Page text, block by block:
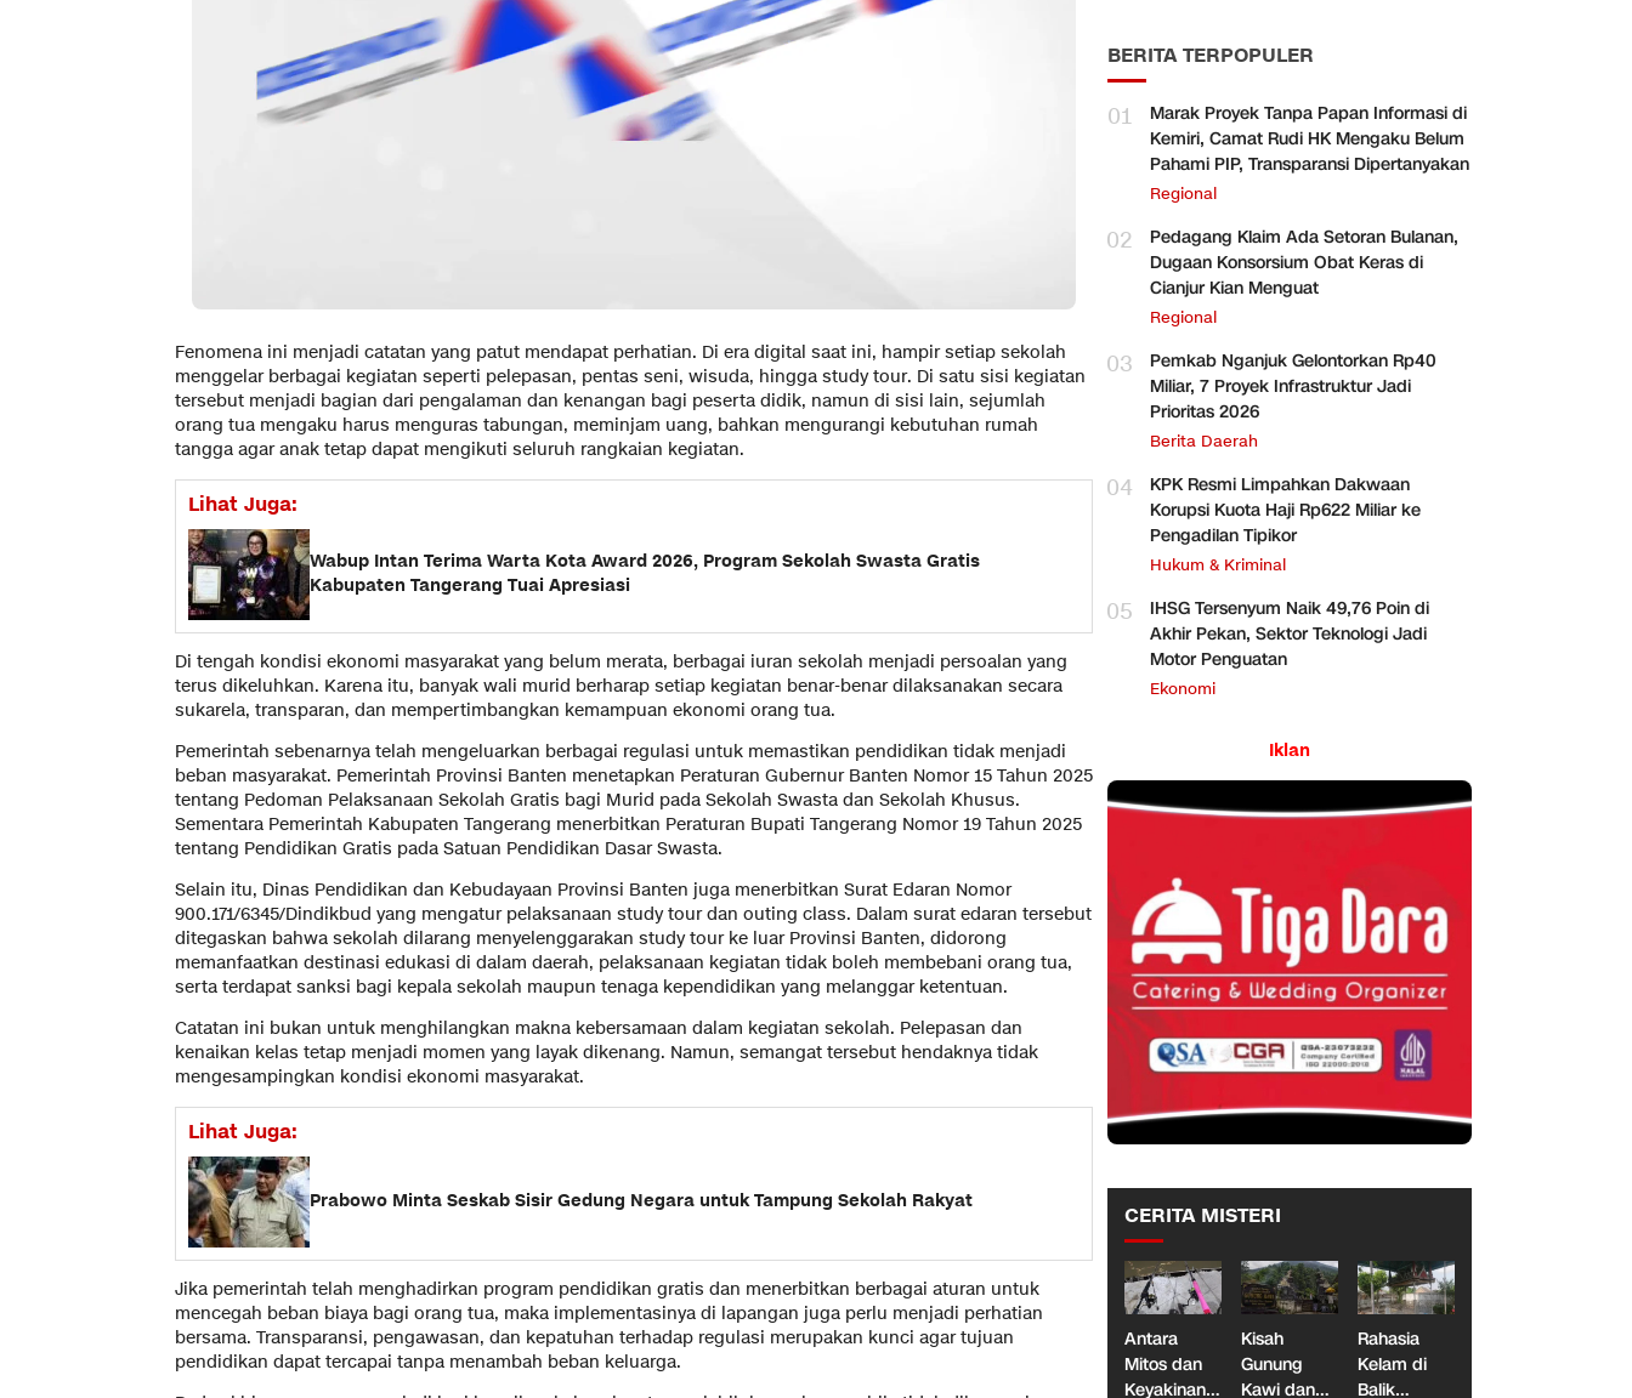
Fenomena ini menjadi catatan yang patut mendapat perhatian. Di era digital saat ini, hampir setiap sekolah
menggelar berbagai kegiatan seperti pelepasan, pentas seni, wisuda, hingga study tour. Di satu sisi kegiatan
tersebut menjadi bagian dari pengalaman dan kenangan bagi peserta didik, namun di sisi lain, sejumlah
orang tua mengaku harus menguras tabungan, meminjam uang, bahkan mengurangi kebutuhan rumah
tangga agar anak tetap dapat mengikuti seluruh rangkaian kegiatan.
Lihat Juga:
Wabup Intan Terima Warta Kota Award 2026, Program Sekolah Swasta Gratis
Kabupaten Tangerang Tuai Apresiasi
Di tengah kondisi ekonomi masyarakat yang belum merata, berbagai iuran sekolah menjadi persoalan yang
terus dikeluhkan. Karena itu, banyak wali murid berharap setiap kegiatan benar-benar dilaksanakan secara
sukarela, transparan, dan mempertimbangkan kemampuan ekonomi orang tua.
Pemerintah sebenarnya telah mengeluarkan berbagai regulasi untuk memastikan pendidikan tidak menjadi
beban masyarakat. Pemerintah Provinsi Banten menetapkan Peraturan Gubernur Banten Nomor 15 Tahun 2025
tentang Pedoman Pelaksanaan Sekolah Gratis bagi Murid pada Sekolah Swasta dan Sekolah Khusus.
Sementara Pemerintah Kabupaten Tangerang menerbitkan Peraturan Bupati Tangerang Nomor 19 Tahun 2025
tentang Pendidikan Gratis pada Satuan Pendidikan Dasar Swasta.
Selain itu, Dinas Pendidikan dan Kebudayaan Provinsi Banten juga menerbitkan Surat Edaran Nomor
900.171/6345/Dindikbud yang mengatur pelaksanaan study tour dan outing class. Dalam surat edaran tersebut
ditegaskan bahwa sekolah dilarang menyelenggarakan study tour ke luar Provinsi Banten, didorong
memanfaatkan destinasi edukasi di dalam daerah, pelaksanaan kegiatan tidak boleh membebani orang tua,
serta terdapat sanksi bagi kepala sekolah maupun tenaga kependidikan yang melanggar ketentuan.
Catatan ini bukan untuk menghilangkan makna kebersamaan dalam kegiatan sekolah. Pelepasan dan
kenaikan kelas tetap menjadi momen yang layak dikenang. Namun, semangat tersebut hendaknya tidak
mengesampingkan kondisi ekonomi masyarakat.
Lihat Juga:
Prabowo Minta Seskab Sisir Gedung Negara untuk Tampung Sekolah Rakyat
Jika pemerintah telah menghadirkan program pendidikan gratis dan menerbitkan berbagai aturan untuk
mencegah beban biaya bagi orang tua, maka implementasinya di lapangan juga perlu menjadi perhatian
bersama. Transparansi, pengawasan, dan kepatuhan terhadap regulasi merupakan kunci agar tujuan
pendidikan dapat tercapai tanpa menambah beban keluarga.
BERITA TERPOPULER
01
Marak Proyek Tanpa Papan Informasi di
Kemiri, Camat Rudi HK Mengaku Belum
Pahami PIP, Transparansi Dipertanyakan
Regional
02
Pedagang Klaim Ada Setoran Bulanan,
Dugaan Konsorsium Obat Keras di
Cianjur Kian Menguat
Regional
03
Pemkab Nganjuk Gelontorkan Rp40
Miliar, 7 Proyek Infrastruktur Jadi
Prioritas 2026
Berita Daerah
04
KPK Resmi Limpahkan Dakwaan
Korupsi Kuota Haji Rp622 Miliar ke
Pengadilan Tipikor
Hukum & Kriminal
05
IHSG Tersenyum Naik 49,76 Poin di
Akhir Pekan, Sektor Teknologi Jadi
Motor Penguatan
Ekonomi
Iklan
CERITA MISTERI
Antara
Mitos dan
Keyakinan,
Kisah
Gunung
Kawi dan
Rahasia
Kelam di
Balik